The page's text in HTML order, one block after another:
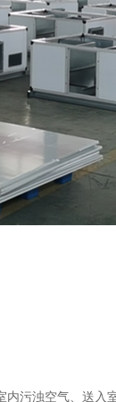
内污浊空气、送入